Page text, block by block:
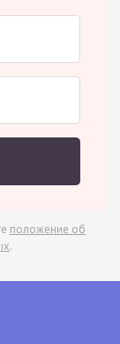
положение об
.